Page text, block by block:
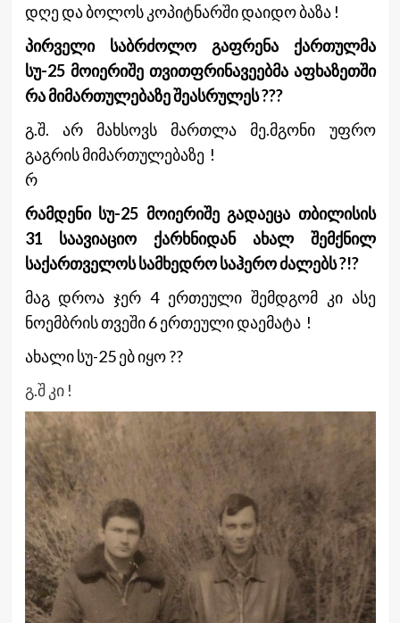
დღე და ბოლოს კოპიტნარში დაიდო ბაზა !
პირველი საბრძოლო გაფრენა ქართულმა
სუ-25 მოიერიშე თვითფრინავეებმა აფხაზეთში
რა მიმართულებაზე შეასრულეს ???
გ.შ. არ მახსოვს მართლა მე.მგონი უფრო
გაგრის მიმართულებაზე !
რ
რამდენი სუ-25 მოიერიშე გადაეცა თბილისის
31 საავიაციო ქარხნიდან ახალ შემქნილ
საქართველოს სამხედრო საჰერო ძალებს ?!?
მაგ დროა ჯერ 4 ერთეული შემდგომ კი ასე
ნოემბრის თვეში 6 ერთეული დაემატა !
ახალი სუ-25 ებ იყო ??
გ.შ კი !